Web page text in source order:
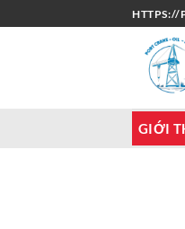
qua
HTTPS://
GIỚI